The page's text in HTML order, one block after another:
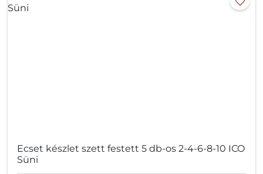
Ecset készlet szett festett 5 db-os 2-4-6-8-10 ICO
Süni